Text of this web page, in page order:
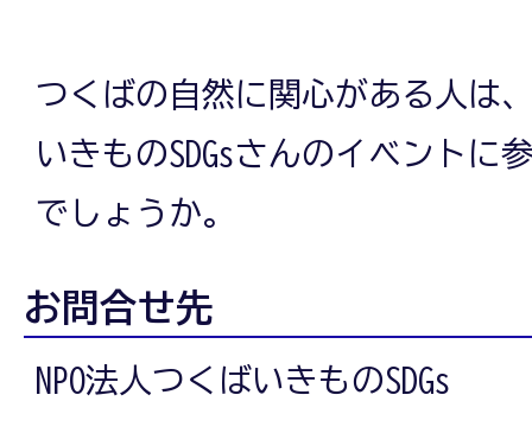
つくばの自然に関心がある人は
いきものSDGsさんのイベントに
でしょうか。
お問合せ先
NPO法人つくばいきものSDGs